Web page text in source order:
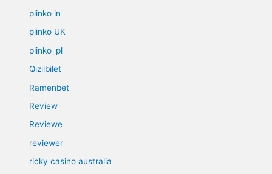
plinko in
plinko UK
plinko_pl
Qizilbilet
Ramenbet
Review
Reviewe
reviewer
ricky casino australia